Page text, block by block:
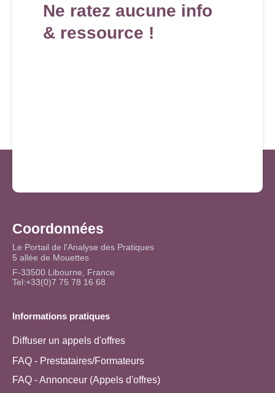
Ne ratez aucune info
& ressource !
Coordonnées
Le Portail de l'Analyse des Pratiques
5 allée de Mouettes
F-33500 Libourne, France
Tel:+33(0)7 75 78 16 68
Informations pratiques
Diffuser un appels d'offres
FAQ - Prestataires/Formateurs
FAQ - Annonceur (Appels d'offres)